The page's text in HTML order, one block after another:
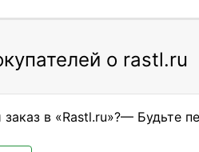
о rastl.ru
в «Rastl.ru»?— Будьте